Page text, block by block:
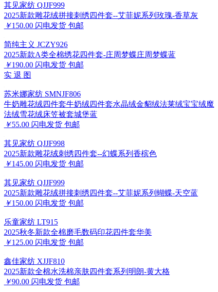
其见家纺 QJJF999
2025新款雕花绒拼接刺绣四件套--艾菲妮系列玫瑰-香草灰
￥150.00 闪电发货 包邮
简纯主义 JCZY926
2025新款A类全棉绣花四件套-庄周梦蝶庄周梦蝶蓝
￥190.00 闪电发货 包邮
实 退 图
苏米娜家纺 SMNJF806
牛奶雕花绒四件套牛奶绒四件套水晶绒金貂绒法莱绒宝宝绒魔
法绒雪花绒床笠被套城堡蓝
￥55.00 闪电发货 包邮
其见家纺 QJJF998
2025新款雕花绒刺绣四件套--幻蝶系列香槟色
￥145.00 闪电发货 包邮
其见家纺 QJJF999
2025新款雕花绒拼接刺绣四件套--艾菲妮系列蝴蝶-天空蓝
￥150.00 闪电发货 包邮
乐童家纺 LT915
2025秋冬新款全棉磨毛数码印花四件套华美
￥125.00 闪电发货 包邮
鑫佳家纺 XJJF810
2025新款全棉水洗棉亲肤四件套系列明朗-黄大格
￥90.00 闪电发货 包邮